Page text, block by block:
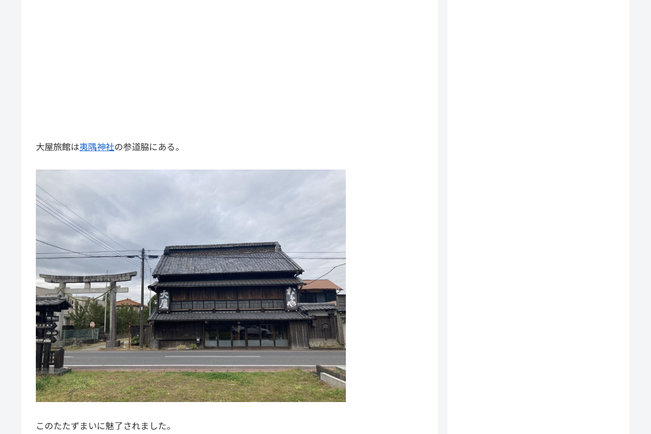
大屋旅館は夷隅神社の参道脇にある。
このたたずまいに魅了されました。